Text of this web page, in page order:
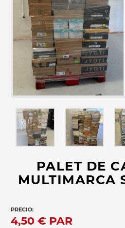
PALET DE
MULTIMARCA
PRECIO:
4,50 € PAR